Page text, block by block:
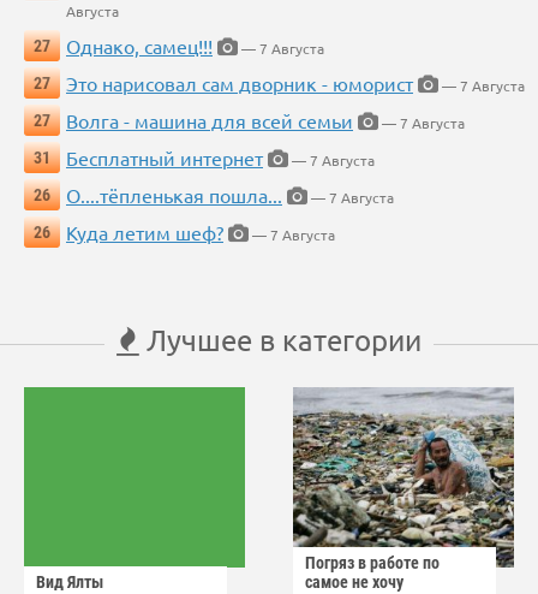
Августа
27
Однако, самец!!!
— 7 Августа
27
Это нарисовал сам дворник - юморист
— 7 Августа
27
Волга - машина для всей семьи
— 7 Августа
31
Бесплатный интернет
— 7 Августа
26
О....тёпленькая пошла...
— 7 Августа
26
Куда летим шеф? — 7 Августа
Лучшее в категории
Вид Ялты
Погряз в работе по
самое не хочу